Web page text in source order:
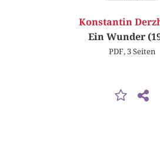
Konstantin
Ein Wunder
PDF, 3 Seiten